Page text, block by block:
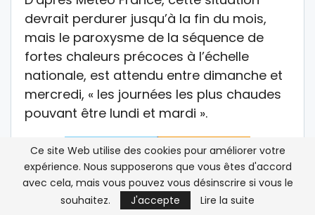
devrait perdurer jusqu’à la fin du mois,
mais le paroxysme de la séquence de
fortes chaleurs précoces à l’échelle
nationale, est attendu entre dimanche et
mercredi, « les journées les plus chaudes
pouvant être lundi et mardi ».
Ce site Web utilise des cookies pour améliorer votre
expérience. Nous supposerons que vous êtes d'accord
avec cela, mais vous pouvez vous désinscrire si vous le
souhaitez.
J'accepte Lire la suite